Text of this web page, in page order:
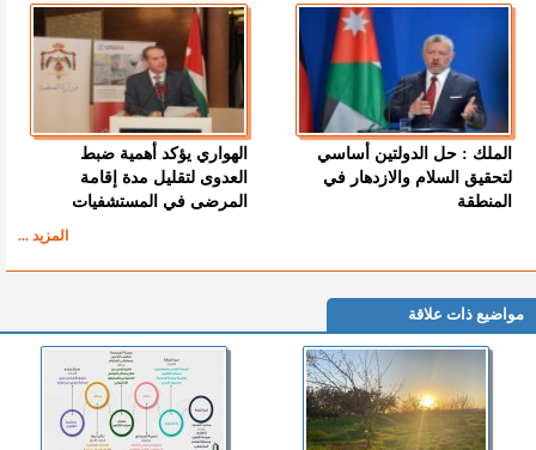
الملك : حل الدولتين أساسي
لتحقيق السلام والازدهار في
المنطقة
الهواري يؤكد أهمية ضبط
العدوى لتقليل مدة إقامة
المرضى في المستشفيات
المزيد ...
مواضيع ذات علاقة